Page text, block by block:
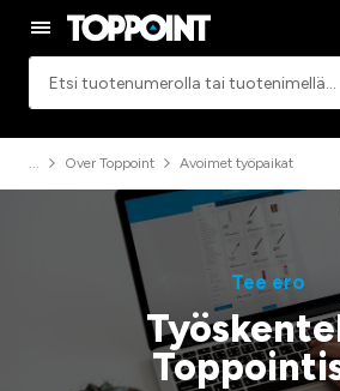
Over Toppoint Avoimet työpaikat
Tee ero